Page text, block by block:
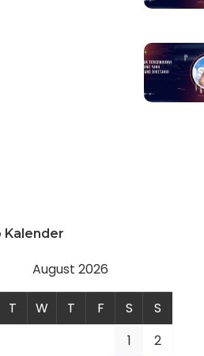
Kalender
August 2026
T W T F S
S
1
2